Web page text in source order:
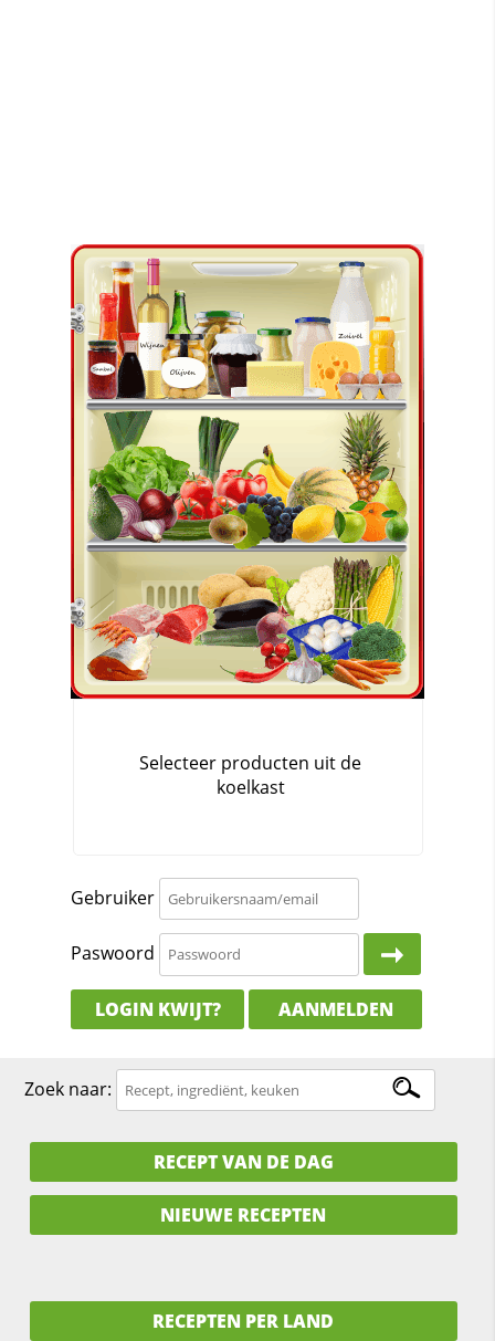
Gebruiker
Paswoord
LOGIN KWIJT? AANMELDEN
Zoek naar:
RECEPT VAN DE DAG
NIEUWE RECEPTEN
RECEPTEN PER LAND